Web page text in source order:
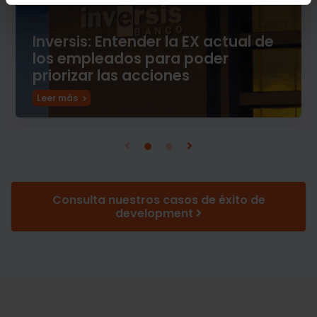
Inversis: Entender la EX actual de
los empleados para poder
priorizar las acciones
Leer más
Consulta nuestros casos de éxito de
development